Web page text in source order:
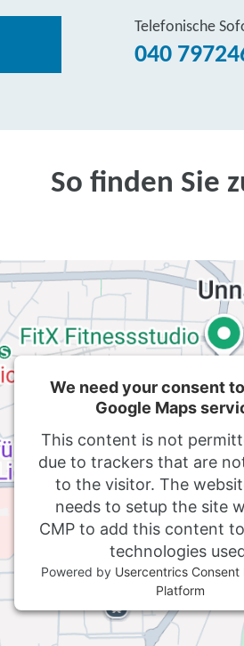
Telefonische
040
So finden Sie
We need your consent
Google Maps
This content is not
due to trackers that are
to the visitor. The
needs to setup the site
CMP to add this content
technologies
Powered by Usercentrics Consent
Platform